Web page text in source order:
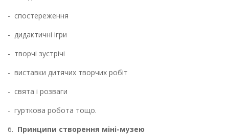
- спостереження
- дидактичні ігри
- творчі зустрічі
- виставки дитячих творчих робіт
- свята і розваги
- гурткова робота тощо.
6. Принципи створення міні-музею